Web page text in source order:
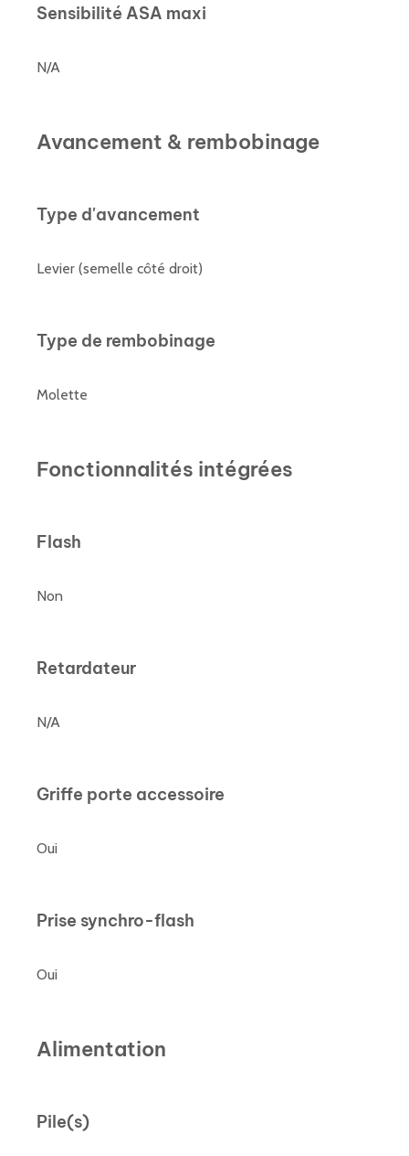
Sensibilité ASA maxi
N/A
Avancement & rembobinage
Type d'avancement
Levier (semelle côté droit)
Type de rembobinage
Molette
Fonctionnalités intégrées
Flash
Non
Retardateur
N/A
Griffe porte accessoire
Oui
Prise synchro-flash
Oui
Alimentation
Pile(s)